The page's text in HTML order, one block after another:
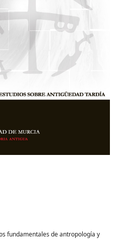
fundamentales de antropología y